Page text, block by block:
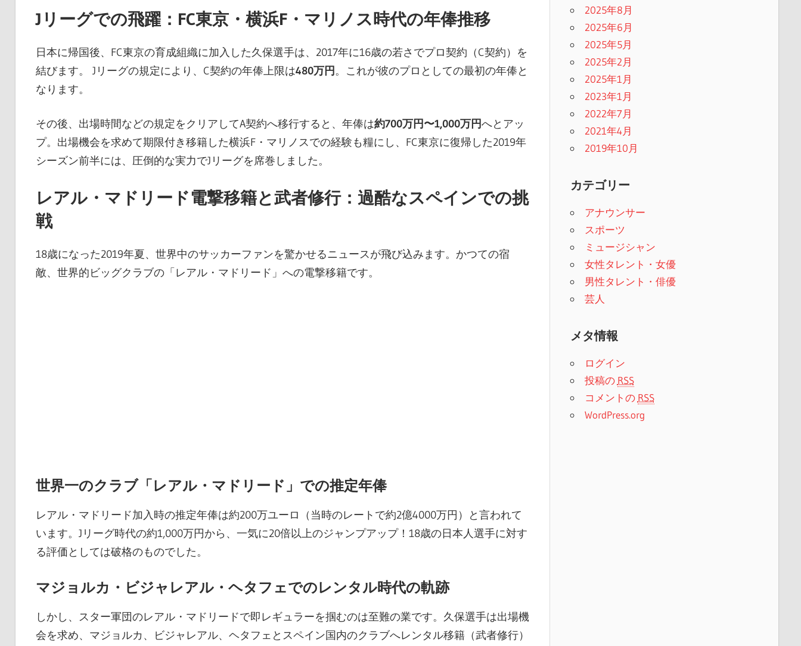
Jリーグでの飛躍：FC東京・横浜F・マリノス時代の年俸推移
日本に帰国後、FC東京の育成組織に加入した久保選手は、2017年に16歳の若さでプロ契約（C契約）を
結びます。 Jリーグの規定により、C契約の年俸上限は480万円。これが彼のプロとしての最初の年俸と
なります。
その後、出場時間などの規定をクリアしてA契約へ移行すると、年俸は約700万円〜1,000万円へとアッ
プ。出場機会を求めて期限付き移籍した横浜F・マリノスでの経験も糧にし、FC東京に復帰した2019年
シーズン前半には、圧倒的な実力でJリーグを席巻しました。
レアル・マドリード電撃移籍と武者修行：過酷なスペインでの挑
戦
18歳になった2019年夏、世界中のサッカーファンを驚かせるニュースが飛び込みます。かつての宿
敵、世界的ビッグクラブの「レアル・マドリード」への電撃移籍です。
世界一のクラブ「レアル・マドリード」での推定年俸
レアル・マドリード加入時の推定年俸は約200万ユーロ（当時のレートで約2億4000万円）と言われて
います。Jリーグ時代の約1,000万円から、一気に20倍以上のジャンプアップ！18歳の日本人選手に対す
る評価としては破格のものでした。
マジョルカ・ビジャレアル・ヘタフェでのレンタル時代の軌跡
しかし、スター軍団のレアル・マドリードで即レギュラーを掴むのは至難の業です。久保選手は出場機
会を求め、マジョルカ、ビジャレアル、ヘタフェとスペイン国内のクラブへレンタル移籍（武者修行）
2025年8月
2025年6月
2025年5月
2025年2月
2025年1月
2023年1月
2022年7月
2021年4月
2019年10月
カテゴリー
アナウンサー
スポーツ
ミュージシャン
女性タレント・女優
男性タレント・俳優
芸人
メタ情報
ログイン
投稿の RSS
コメントの RSS
WordPress.org